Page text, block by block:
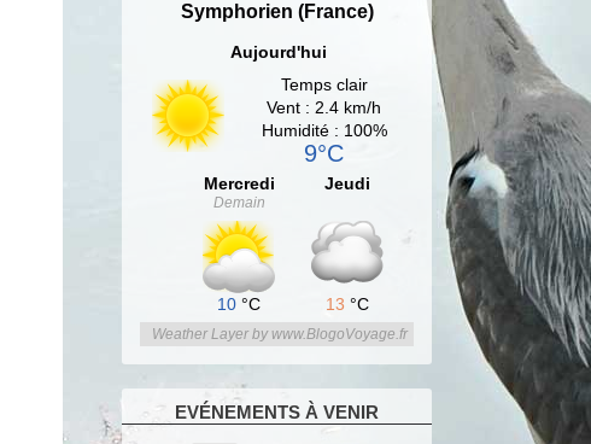
Symphorien (France)
Aujourd'hui
Temps clair
Vent : 2.4 km/h
Humidité : 100%
9°C
Mercredi
Demain
10 °C
Jeudi
13 °C
Weather Layer by www.BlogoVoyage.fr
EVÉNEMENTS À VENIR